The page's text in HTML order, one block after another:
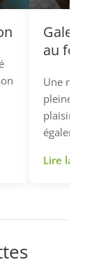
au four
Une
pleine de
plaisirs de
également
Lire la